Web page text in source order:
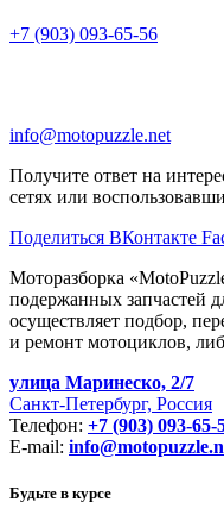
+7 (903) 093-65-56
info@motopuzzle.net
Получите ответ на
сетях или
Поделиться ВКонтакте
Моторазборка
подержанных запчастей
осуществляет подбор,
и ремонт мотоциклов,
улица Маринеско, 2/7
Санкт-Петербург, Россия
Телефон: +7 (903) 093-65-
E-mail:
Будьте в курсе